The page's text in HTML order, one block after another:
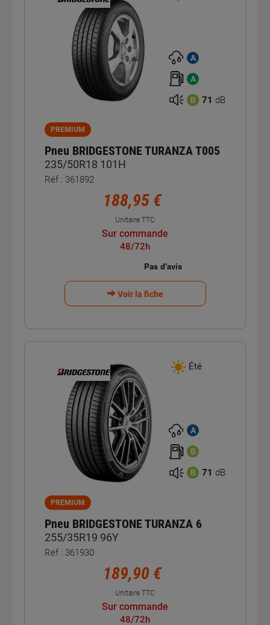
A
A
B 71 dB
PREMIUM
Pneu BRIDGESTONE TURANZA T005
235/50R18 101H
Réf : 361892
188,95 €
Unitaire TTC
Sur commande
48/72h
Voir la fiche
Été
A
B
B 71 dB
PREMIUM
Pneu BRIDGESTONE TURANZA 6
255/35R19 96Y
Réf : 361930
189,90 €
Unitaire TTC
Sur commande
48/72h